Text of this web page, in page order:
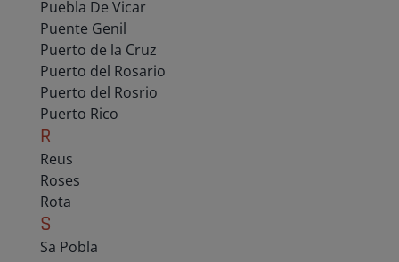
Puebla De Vicar
Puente Genil
Puerto de la Cruz
Puerto del Rosario
Puerto del Rosrio
Puerto Rico
R
Reus
Roses
Rota
S
Sa Pobla